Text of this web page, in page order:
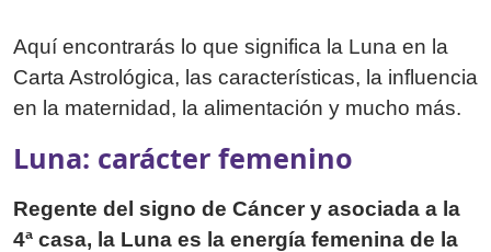
Aquí encontrarás lo que significa la Luna en la
Carta Astrológica, las características, la influencia
en la maternidad, la alimentación y mucho más.
Luna: carácter femenino
Regente del signo de Cáncer y asociada a la
4ª casa, la Luna es la energía femenina de la